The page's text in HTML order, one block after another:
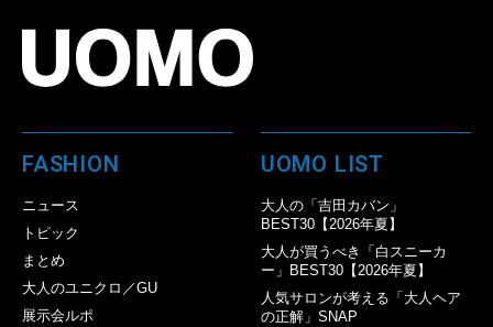
FASHION
ニュース
トピック
まとめ
大人のユニクロ／GU
展示会ルポ
UOMO LIST
大人の「吉田カバン」
BEST30【2026年夏】
大人が買うべき「白スニーカ
ー」BEST30【2026年夏】
人気サロンが考える「大人ヘア
の正解」SNAP